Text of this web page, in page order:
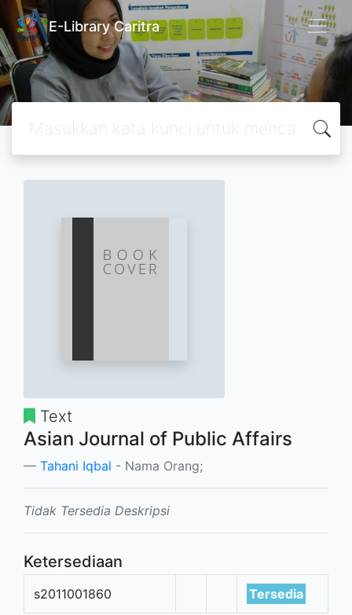
E-Library Caritra
Text
Asian Journal of Public Affairs
Tahani Iqbal - Nama Orang;
Tidak Tersedia Deskripsi
Ketersediaan
s2011001860 Tersedia